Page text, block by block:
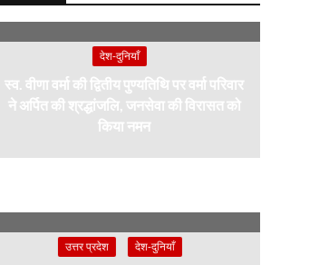
देश-दुनियाँ
स्व. वीणा वर्मा की द्वितीय पुण्यतिथि पर वर्मा परिवार
ने अर्पित की श्रद्धांजलि, जनसेवा की विरासत को
किया नमन
उत्तर प्रदेश देश-दुनियाँ